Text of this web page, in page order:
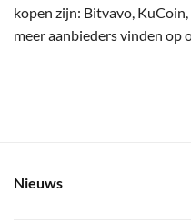
kopen zijn: Bitvavo,
meer aanbieders vinden op
Nieuws